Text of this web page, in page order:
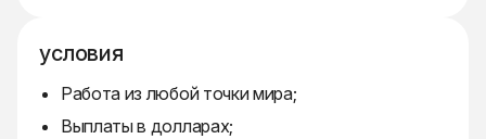
условия
Работа из любой точки мира;
Выплаты в долларах;